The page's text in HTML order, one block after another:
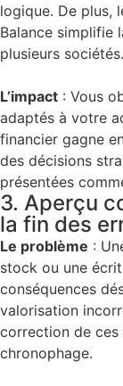
logique. De plus,
Balance simplifie
plusieurs sociétés.
L’impact : Vous
adaptés à votre
financier gagne
des décisions
présentées
3. Aperçu
la fin des
Le problème :
stock ou une
conséquences
valorisation
correction de ces
chronophage.